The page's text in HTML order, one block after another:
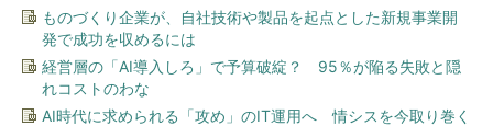
ものづくり企業が、自社技術や製品を起点とした新規事業開
発で成功を収めるには
経営層の「AI導入しろ」で予算破綻？ 95％が陥る失敗と隠
れコストのわな
AI時代に求められる「攻め」のIT運用へ 情シスを今取り巻く